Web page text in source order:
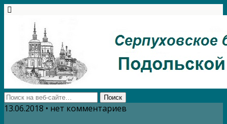
13.06.2018 • нет комментариев